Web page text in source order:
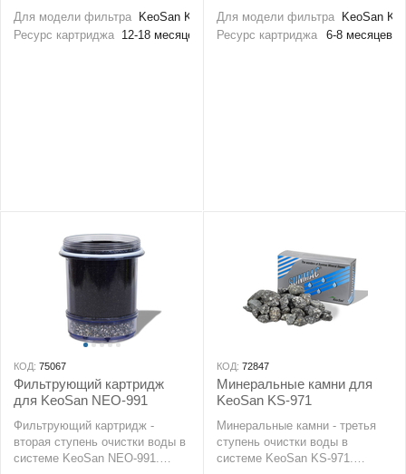
KeoSan. Основное назначение
фильтра - устранение
различных видов осадков и
Для модели фильтра
KeoSan KS-971, KeoSan NEO-991
Ресурс картриджа 12-18 месяцев
различные вещества,
придающие водопроводной
воде нестандартный цвет,
Для модели фильтра
KeoSan
Ресурс картриджа
6-8 месяцев
КОД: 75067
Фильтрующий картридж
для KeoSan NEO-991
Фильтрующий картридж -
вторая ступень очистки воды в
системе KeoSan NEO-991.
КОД: 72847
Минеральные камни для
KeoSan KS-971
Минеральные камни - третья
ступень очистки воды в
системе KeoSan KS-971.